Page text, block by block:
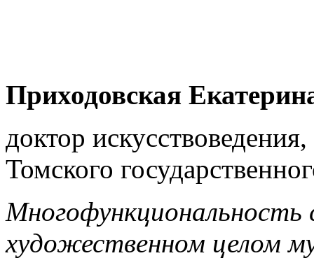
Приходовская
доктор
Томского
Многофункциональность
художественном целом